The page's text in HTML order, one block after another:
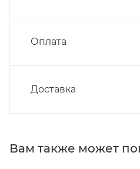
Оплата
Доставка
Вам также может